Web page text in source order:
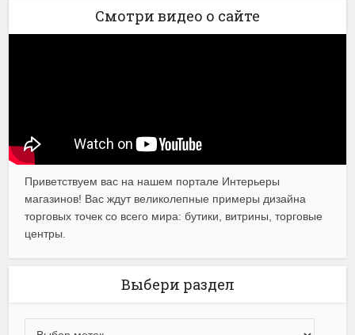
Смотри видео о сайте
Приветствуем вас на нашем портале Интерьеры
магазинов! Вас ждут великолепные примеры дизайна
торговых точек со всего мира: бутики, витрины, торговые
центры.
Выбери раздел